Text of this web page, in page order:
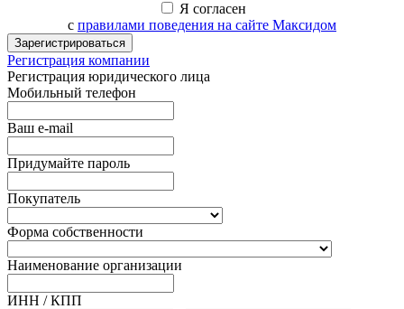
Я согласен
с правилами поведения на сайте Максидом
Зарегистрироваться
Регистрация компании
Регистрация юридического лица
Мобильный телефон
Ваш e-mail
Придумайте пароль
Покупатель
Форма собственности
Наименование организации
ИНН / КПП